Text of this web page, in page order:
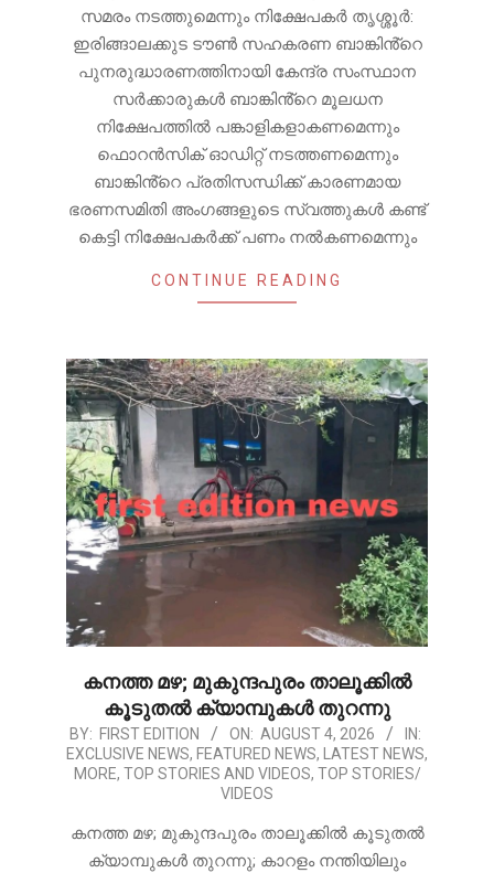
സമരം നടത്തുമെന്നും നിക്ഷേപകർ തൃശ്ശൂർ:
ഇരിങ്ങാലക്കുട ടൗൺ സഹകരണ ബാങ്കിൻ്റെ
പുനരുദ്ധാരണത്തിനായി കേന്ദ്ര സംസ്ഥാന
സർക്കാരുകൾ ബാങ്കിൻ്റെ മൂലധന
നിക്ഷേപത്തിൽ പങ്കാളികളാകണമെന്നും
ഫൊറൻസിക് ഓഡിറ്റ് നടത്തണമെന്നും
ബാങ്കിൻ്റെ പ്രതിസന്ധിക്ക് കാരണമായ
ഭരണസമിതി അംഗങ്ങളുടെ സ്വത്തുകൾ കണ്ട്
കെട്ടി നിക്ഷേപകർക്ക് പണം നൽകണമെന്നും
CONTINUE READING
കനത്ത മഴ; മുകുന്ദപുരം താലൂക്കിൽ
കൂടുതൽ ക്യാമ്പുകൾ തുറന്നു
2026-
08-
BY: FIRST EDITION ON: AUGUST 4, 2026
IN:
EXCLUSIVE NEWS, FEATURED NEWS, LATEST NEWS,
MORE, TOP STORIES AND VIDEOS, TOP STORIES/
VIDEOS
കനത്ത മഴ; മുകുന്ദപുരം താലൂക്കിൽ കൂടുതൽ
ക്യാമ്പുകൾ തുറന്നു; കാറളം നന്തിയിലും